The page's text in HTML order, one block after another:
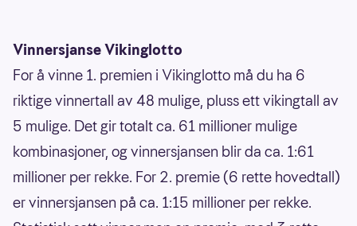
Vinnersjanse Vikinglotto
For å vinne 1. premien i Vikinglotto må du ha 6
riktige vinnertall av 48 mulige, pluss ett vikingtall av
5 mulige. Det gir totalt ca. 61 millioner mulige
kombinasjoner, og vinnersjansen blir da ca. 1:61
millioner per rekke. For 2. premie (6 rette hovedtall)
er vinnersjansen på ca. 1:15 millioner per rekke.